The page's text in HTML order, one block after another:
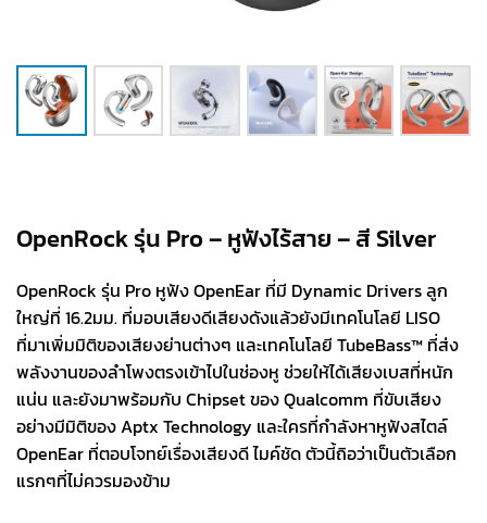
OpenRock รุ่น Pro – หูฟังไร้สาย – สี Silver
OpenRock รุ่น Pro หูฟัง OpenEar ที่มี Dynamic Drivers ลูก
ใหญ่ที่ 16.2มม. ที่มอบเสียงดีเสียงดังแล้วยังมีเทคโนโลยี LISO
ที่มาเพิ่มมิติของเสียงย่านต่างๆ และเทคโนโลยี TubeBass™ ที่ส่ง
พลังงานของลำโพงตรงเข้าไปในช่องหู ช่วยให้ได้เสียงเบสที่หนัก
แน่น และยังมาพร้อมกับ Chipset ของ Qualcomm ที่ขับเสียง
อย่างมีมิติของ Aptx Technology และใครที่กำลังหาหูฟังสไตล์
OpenEar ที่ตอบโจทย์เรื่องเสียงดี ไมค์ชัด ตัวนี้ถิอว่าเป็นตัวเลือก
แรกๆที่ไม่ควรมองข้าม